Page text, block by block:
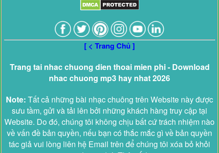
[ < Trang Chủ ]
Trang tai nhac chuong dien thoai mien phi - Download
nhac chuong mp3 hay nhat 2026
Note: Tất cả những bài nhạc chuông trên Website này được
sưu tầm, gửi và tải lên bởi những khách hàng truy cập tại
Website. Do đó, chúng tôi không chịu bất cứ trách nhiệm nào
về vấn đề bản quyền, nếu bạn có thắc mắc gì về bản quyền
tác giả vui lòng liên hệ Email trên để chúng tôi xóa bỏ khỏi